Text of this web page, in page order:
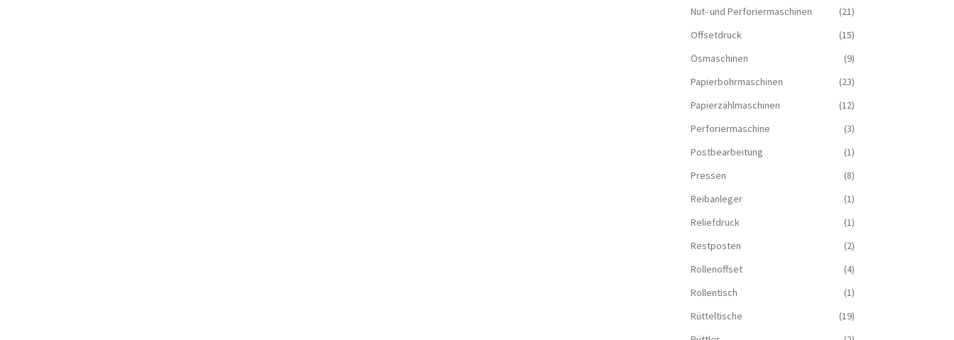
Nut- und Perforiermaschinen
(21)
Offsetdruck
(15)
Ösmaschinen
(9)
Papierbohrmaschinen
(23)
Papierzählmaschinen
(12)
Perforiermaschine
(3)
Postbearbeitung
(1)
Pressen
(8)
Reibanleger
(1)
Reliefdruck
(1)
Restposten
(2)
Rollenoffset
(4)
Rollentisch
(1)
Rütteltische
(19)